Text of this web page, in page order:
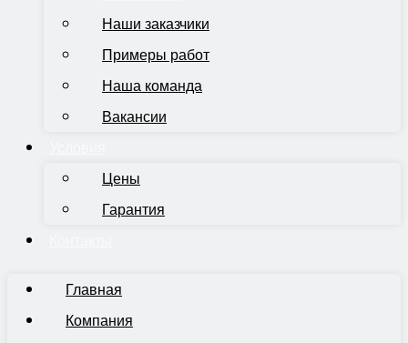
Наши заказчики
Примеры работ
Наша команда
Вакансии
Цены
Гарантия
Главная
Компания